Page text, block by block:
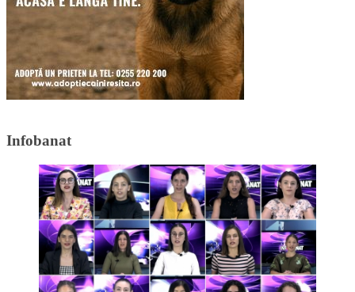
Infobanat